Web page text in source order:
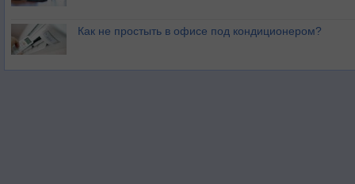
Как не простыть в офисе под кондиционером?